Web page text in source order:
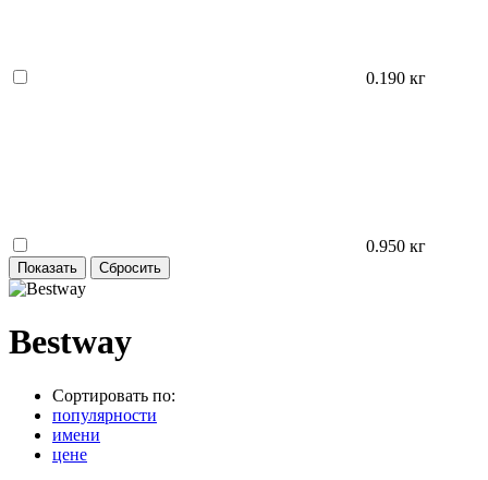
0.190 кг
0.950 кг
Bestway
Сортировать по:
популярности
имени
цене